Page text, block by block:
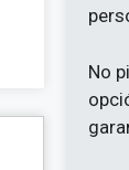
No